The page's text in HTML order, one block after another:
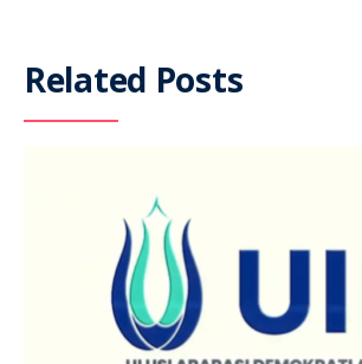
Related Posts